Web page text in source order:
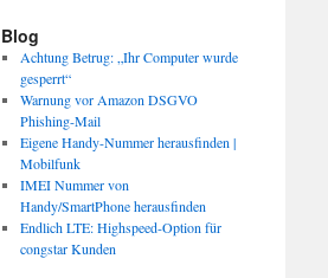
Blog
Achtung Betrug: „Ihr Computer wurde
gesperrt“
Warnung vor Amazon DSGVO
Phishing-Mail
Eigene Handy-Nummer herausfinden |
Mobilfunk
IMEI Nummer von
Handy/SmartPhone herausfinden
Endlich LTE: Highspeed-Option für
congstar Kunden